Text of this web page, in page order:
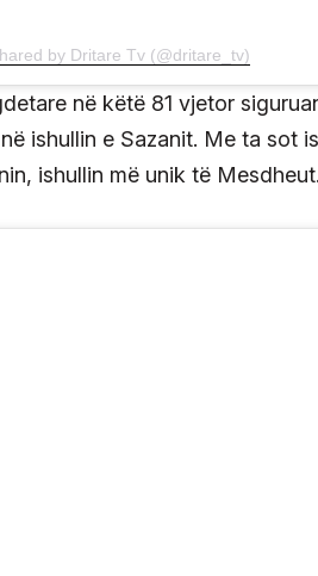
by Dritare Tv (@dritare_tv)
në këtë 81 vjetor
ishullin e Sazanit. Me ta sot
ishullin më unik të Mesdheut.